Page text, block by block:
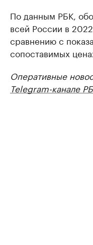
По данным РБК,
всей России в
сравнению с
сопоставимых
Оперативные
Telegram-канале